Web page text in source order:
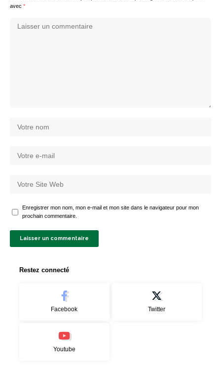
avec *
Enregistrer mon nom, mon e-mail et mon site dans le navigateur pour mon
prochain commentaire.
Restez connecté
Facebook Twitter
Youtube